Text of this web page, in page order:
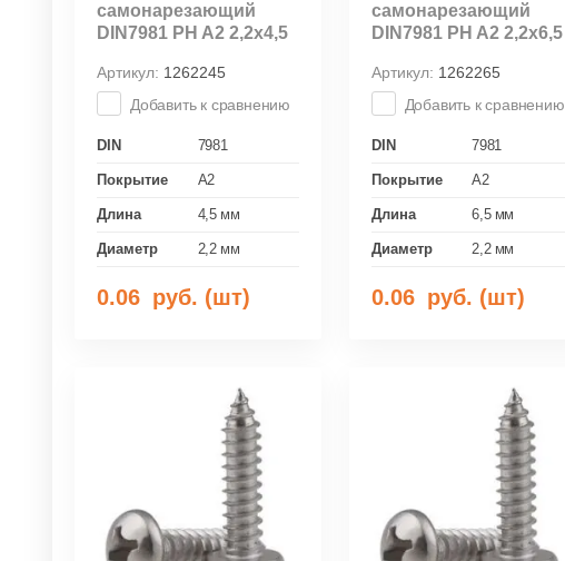
самонарезающий
DIN7981 PH A2 2,2х4,5
Артикул: 1262245
Добавить к сравнению
DIN 7981
Покрытие A2
Длина 4,5 мм
Диаметр 2,2 мм
0.06 руб. (шт)
самонарезающий
DIN7981 PH A2 2,2х6,5
Артикул: 1262265
Добавить к сравнению
DIN 7981
Покрытие A2
Длина 6,5 мм
Диаметр 2,2 мм
0.06 руб. (шт)